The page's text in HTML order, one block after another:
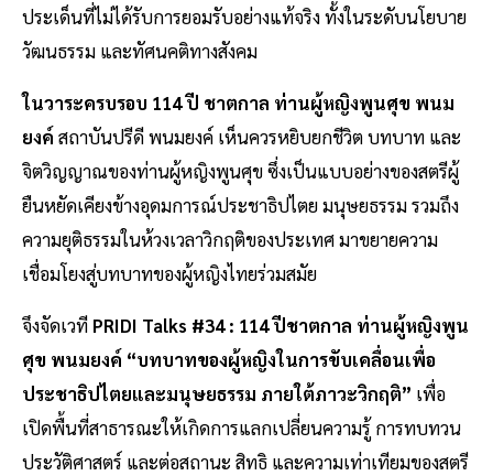
ประเด็นที่ไม่ได้รับการยอมรับอย่างแท้จริง ทั้งในระดับนโยบาย
วัฒนธรรม และทัศนคติทางสังคม
ในวาระครบรอบ 114 ปี ชาตกาล ท่านผู้หญิงพูนศุข พนม
ยงค์ สถาบันปรีดี พนมยงค์ เห็นควรหยิบยกชีวิต บทบาท และ
จิตวิญญาณของท่านผู้หญิงพูนศุข ซึ่งเป็นแบบอย่างของสตรีผู้
ยืนหยัดเคียงข้างอุดมการณ์ประชาธิปไตย มนุษยธรรม รวมถึง
ความยุติธรรมในห้วงเวลาวิกฤติของประเทศ มาขยายความ
เชื่อมโยงสู่บทบาทของผู้หญิงไทยร่วมสมัย
จึงจัดเวที PRIDI Talks #34 : 114 ปีชาตกาล ท่านผู้หญิงพูน
ศุข พนมยงค์ “บทบาทของผู้หญิงในการขับเคลื่อนเพื่อ
ประชาธิปไตยและมนุษยธรรม ภายใต้ภาวะวิกฤติ” เพื่อ
เปิดพื้นที่สาธารณะให้เกิดการแลกเปลี่ยนความรู้ การทบทวน
ประวัติศาสตร์ และต่อสถานะ สิทธิ และความเท่าเทียมของสตรี